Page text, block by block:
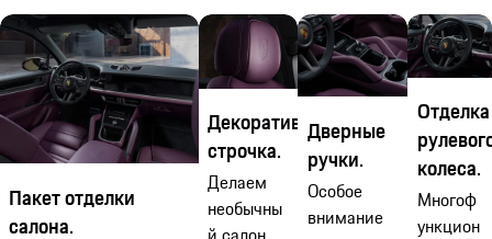
Пакет отделки
салона.
Декоративная
строчка.
Делаем
необычны
Дверные
ручки.
Особое
внимание
Отделка
колеса.
Многоф
ункцион